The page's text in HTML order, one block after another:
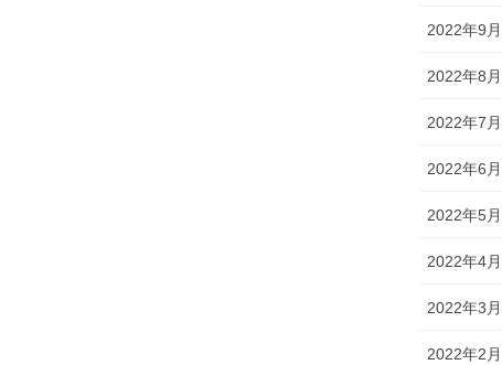
2022年9月
2022年8月
2022年7月
2022年6月
2022年5月
2022年4月
2022年3月
2022年2月